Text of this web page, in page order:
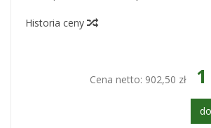
Historia ceny
Cena netto: 902,50 zł